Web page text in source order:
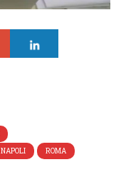
NAPOLI
ROMA